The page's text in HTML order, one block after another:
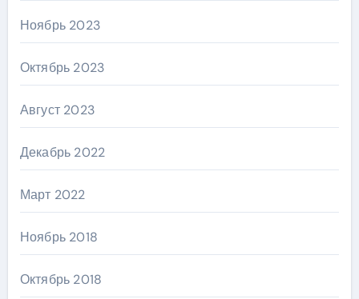
Ноябрь 2023
Октябрь 2023
Август 2023
Декабрь 2022
Март 2022
Ноябрь 2018
Октябрь 2018